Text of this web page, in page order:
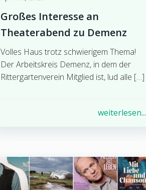
Großes Interesse an
Theaterabend zu Demenz
Volles Haus trotz schwierigem Thema!
Der Arbeitskreis Demenz, in dem der
Rittergartenverein Mitglied ist, lud alle […]
weiterlesen...